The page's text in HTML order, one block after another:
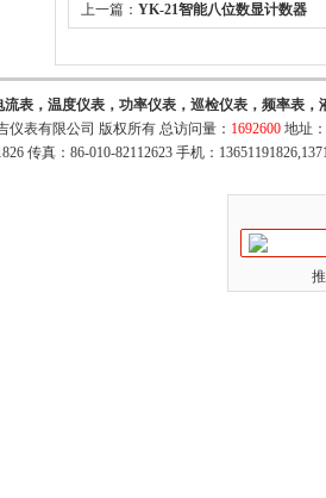
上一篇： YK-21智能八位数显计数器
流表，温度仪表，功率仪表，巡检仪表，频率表
仪表有限公司 版权所有 总访问量： 1692600 地址
传真：86-010-82112623 手机：